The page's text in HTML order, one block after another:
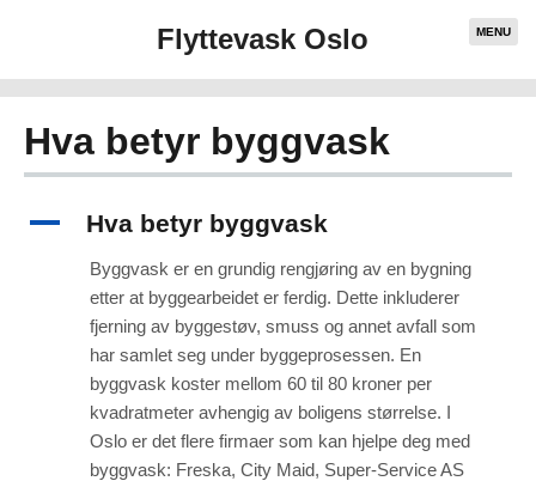
MENU
Flyttevask Oslo
Hva betyr byggvask
A Hva betyr byggvask
Byggvask er en grundig rengjøring av en bygning
etter at byggearbeidet er ferdig. Dette inkluderer
fjerning av byggestøv, smuss og annet avfall som
har samlet seg under byggeprosessen. En
byggvask koster mellom 60 til 80 kroner per
kvadratmeter avhengig av boligens størrelse. I
Oslo er det flere firmaer som kan hjelpe deg med
byggvask: Freska, City Maid, Super-Service AS